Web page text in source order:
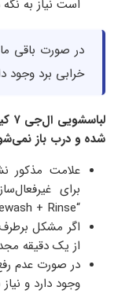
است نیاز به
در صورت باقی
خرابی برد وجود
شده و درب باز
علامت مذکور
“Prewash + Rinse” را حدود ۵ ثانیه هم‌زمان نگه دارید،
اگر مشکل
از یک دقیقه
در صورت عدم
وجود دارد و